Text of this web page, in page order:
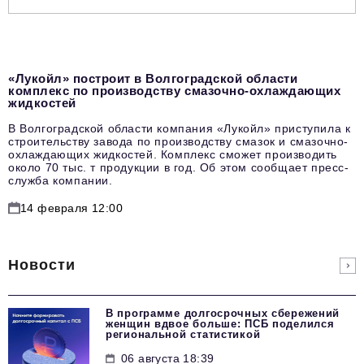
«Лукойл» построит в Волгоградской области
комплекс по производству смазочно-охлаждающих
жидкостей
В Волгоградской области компания «Лукойл» приступила к
строительству завода по производству смазок и смазочно-
охлаждающих жидкостей. Комплекс сможет производить
около 70 тыс. т продукции в год. Об этом сообщает пресс-
служба компании.
14 февраля 12:00
Новости
В программе долгосрочных сбережений
женщин вдвое больше: ПСБ поделился
региональной статистикой
06 августа 18:39